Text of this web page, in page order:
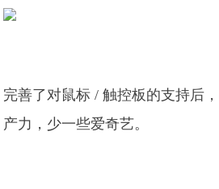
完善了对鼠标 / 触控板的支持后
产力，少一些爱奇艺。